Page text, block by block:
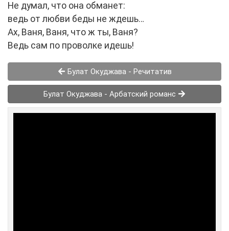
Не думал, что она обманет:
ведь от любви беды не ждешь…
Ах, Ваня, Ваня, что ж ты, Ваня?
Ведь сам по проволке идешь!
Булат Окуджава - Речитатив
Булат Окуджава - Арбатский романс